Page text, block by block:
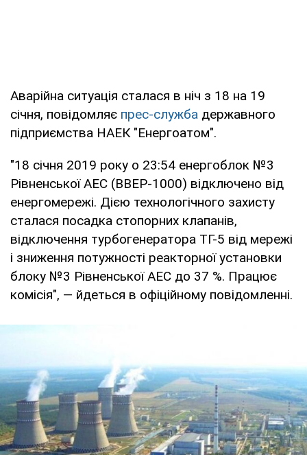
Аварійна ситуація сталася в ніч з 18 на 19
січня, повідомляє прес-служба державного
підприємства НАЕК "Енергоатом".
"18 січня 2019 року о 23:54 енергоблок №3
Рівненської АЕС (ВВЕР-1000) відключено від
енергомережі. Дією технологічного захисту
сталася посадка стопорних клапанів,
відключення турбогенератора ТГ-5 від мережі
і зниження потужності реакторної установки
блоку №3 Рівненської АЕС до 37 %. Працює
комісія", — йдеться в офіційному повідомленні.